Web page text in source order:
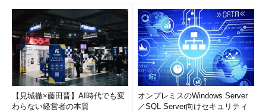
【見城徹×藤田晋】AI時代でも変
わらない経営者の本質
オンプレミスのWindows Server
／SQL Server向けセキュリティ